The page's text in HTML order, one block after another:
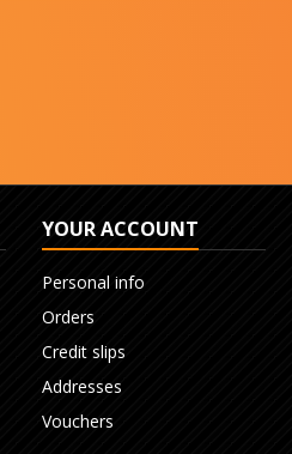
YOUR ACCOUNT
Personal info
Orders
Credit slips
Addresses
Vouchers